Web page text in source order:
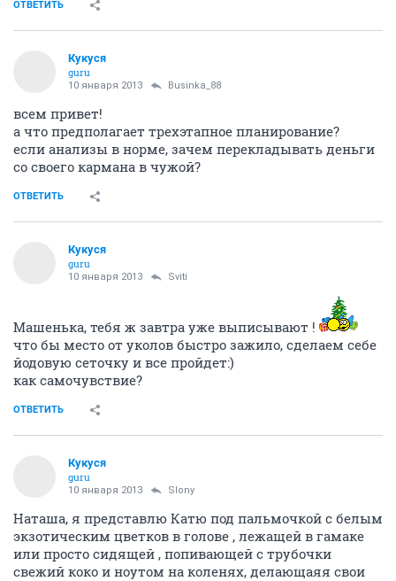
ОТВЕТИТЬ
Кукуся
guru
10 января 2013 Businka_88
всем привет!
а что предполагает трехэтапное планирование?
если анализы в норме, зачем перекладывать деньги
со своего кармана в чужой?
ОТВЕТИТЬ
Кукуся
guru
10 января 2013 Sviti
Машенька, тебя ж завтра уже выписывают !
что бы место от уколов быстро зажило, сделаем себе
йодовую сеточку и все пройдет:)
как самочувствие?
ОТВЕТИТЬ
Кукуся
guru
10 января 2013 Slony
Наташа, я представлю Катю под пальмочкой с белым
экзотическим цветков в голове , лежащей в гамаке
или просто сидящей , попивающей с трубочки
свежий коко и ноутом на коленях, делающаяя свои